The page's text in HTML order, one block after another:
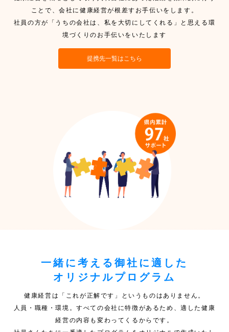
ことで、会社に健康経営が根差すお手伝いをします。
社員の方が「うちの会社は、私を大切にしてくれる」と思える環
境づくりのお手伝いをいたします
提携先一覧はこちら
一緒に考える御社に適した
オリジナルプログラム
健康経営は「これが正解です」というものはありません。
人員・職種・環境。すべての会社に特徴があるため、適した健康
経営の内容も変わってくるからです。